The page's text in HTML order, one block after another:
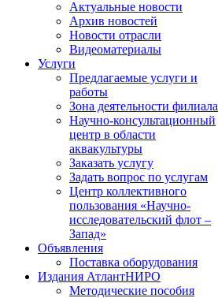
Актуальные новости
Архив новостей
Новости отрасли
Видеоматериалы
Услуги
Предлагаемые услуги и
работы
Зона деятельности филиала
Научно-консультационный
центр в области
аквакультуры
Заказать услугу
Задать вопрос по услугам
Центр коллективного
пользования «Научно-
исследовательский флот –
Запад»
Объявления
Поставка оборудования
Издания АтлантНИРО
Методические пособия